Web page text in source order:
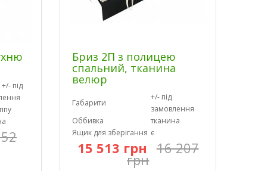
під
Бриз 2П з полицею
спальний, тканина
велюр
Габарити
+/- під
замовлення
Оббивка
тканина
Ящик для зберігання є
15 513 грн 16 207
грн